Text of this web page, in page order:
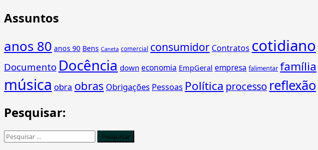
Assuntos
anos 80 anos 90 Bens Caneta comercial consumidor Contratos cotidiano
Documento Docência down economia EmpGeral empresa falimentar família
música obra obras Obrigações Pessoas Política processo reflexão
Pesquisar:
Pesquisar